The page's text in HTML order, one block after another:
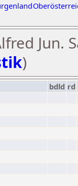
Jun.
)
bdld rd